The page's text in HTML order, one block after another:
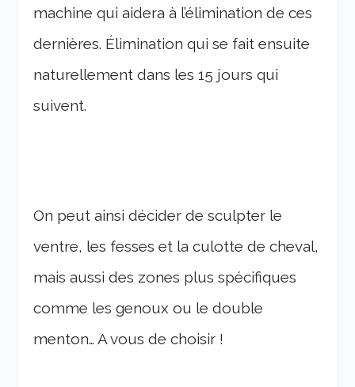
machine qui aidera à l’élimination de ces
dernières. Élimination qui se fait ensuite
naturellement dans les 15 jours qui
suivent.
On peut ainsi décider de sculpter le
ventre, les fesses et la culotte de cheval,
mais aussi des zones plus spécifiques
comme les genoux ou le double
menton… A vous de choisir !